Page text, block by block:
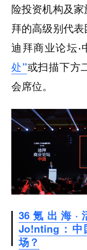
险投资机构及
拜的高级别代
迪拜商业论坛·
处”或扫描下方
会席位。
36氪出海·
Jo!nting：中
场？